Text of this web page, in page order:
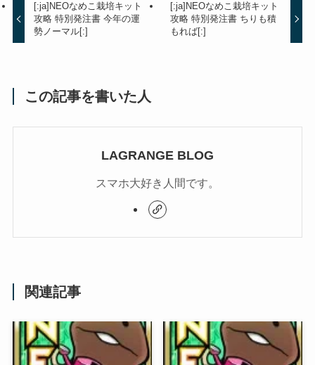
[:ja]NEOなめこ栽培キット
攻略 特別発注書 今年の運
勢ノーマル[:]
[:ja]NEOなめこ栽培キット
攻略 特別発注書 ちりも積
もれば[:]
この記事を書いた人
LAGRANGE BLOG
スマホ大好き人間です。
関連記事